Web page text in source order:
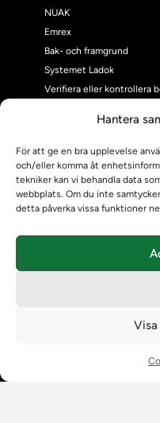
Hantera
För att ge en bra upplevelse
och/eller komma åt
tekniker kan vi behandla data
webbplats. Om du inte
detta påverka vissa funktioner
Visa
NUAK
Emrex
Bak- och framgrund
Systemet Ladok
Verifiera eller kontrollera
Om oss
Om Ladokkonsortiet
Ladokkonsortiet
Vision, strategi och
Kontaktuppgifter för